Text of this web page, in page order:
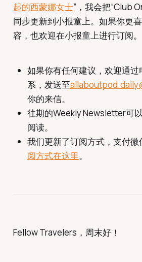
起的西蒙娜女士”，我会把“Club
同步更新到小报童上。如果你更
容，也欢迎在小报童上进行订阅。
如果你有任何建议，欢迎通过
系，发送至
你的来信。
往期的Weekly Newsletter可
阅读。
我们更新了订阅方式，支付微
阅方式在这里。
Fellow Travelers，周末好！